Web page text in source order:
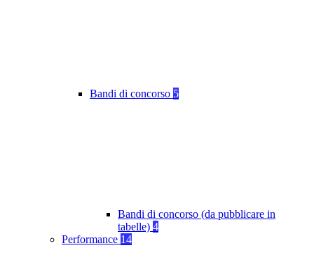
Bandi di concorso 5
Bandi di concorso (da pubblicare in
tabelle) 4
Performance 14